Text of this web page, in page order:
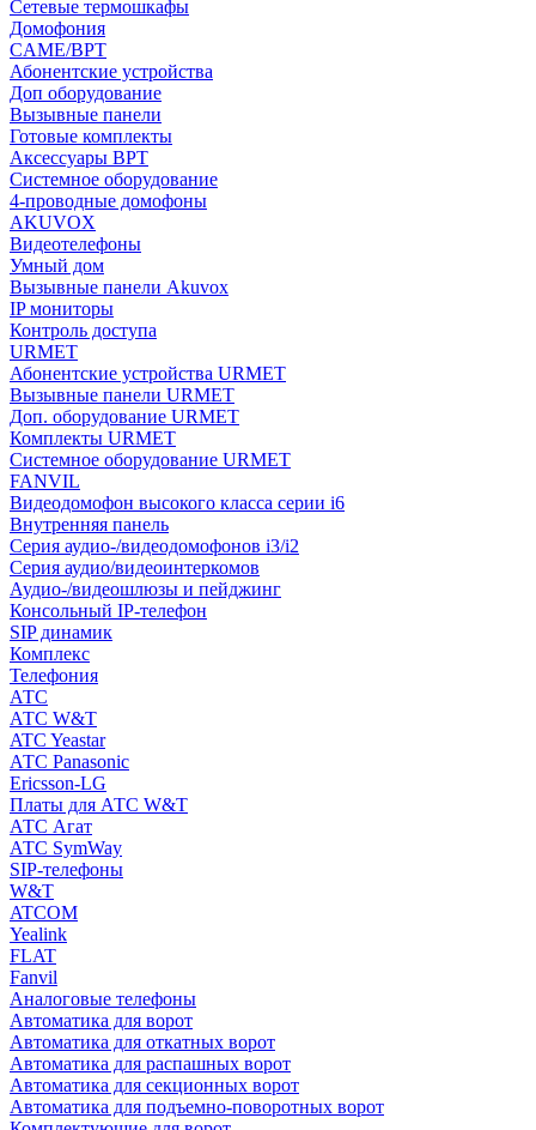
Сетевые термошкафы
Домофония
CAME/BPT
Абонентские устройства
Доп оборудование
Вызывные панели
Готовые комплекты
Аксессуары BPT
Системное оборудование
4-проводные домофоны
AKUVOX
Видеотелефоны
Умный дом
Вызывные панели Akuvox
IP мониторы
Контроль доступа
URMET
Абонентские устройства URMET
Вызывные панели URMET
Доп. оборудование URMET
Комплекты URMET
Системное оборудование URMET
FANVIL
Видеодомофон высокого класса серии i6
Внутренняя панель
Серия аудио-/видеодомофонов i3/i2
Серия аудио/видеоинтеркомов
Аудио-/видеошлюзы и пейджинг
Консольный IP-телефон
SIP динамик
Комплекс
Телефония
АТС
АТС W&T
ATC Yeastar
АТС Panasonic
Ericsson-LG
Платы для АТС W&T
АТС Агат
АТС SymWay
SIP-телефоны
W&T
ATCOM
Yealink
FLAT
Fanvil
Аналоговые телефоны
Автоматика для ворот
Автоматика для откатных ворот
Автоматика для распашных ворот
Автоматика для секционных ворот
Автоматика для подъемно-поворотных ворот